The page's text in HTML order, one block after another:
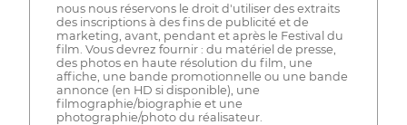
nous nous réservons le droit d'utiliser des extraits
des inscriptions à des fins de publicité et de
marketing, avant, pendant et après le Festival du
film. Vous devrez fournir : du matériel de presse,
des photos en haute résolution du film, une
affiche, une bande promotionnelle ou une bande
annonce (en HD si disponible), une
filmographie/biographie et une
photographie/photo du réalisateur.